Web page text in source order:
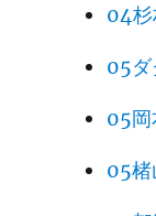
04杉
05ダ
05岡
05楮